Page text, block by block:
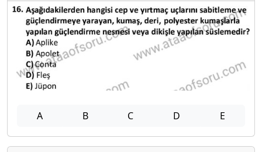
A B C D E